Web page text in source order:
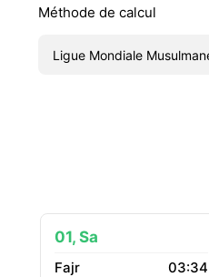
Méthode de calcul
01, Sa
03:34